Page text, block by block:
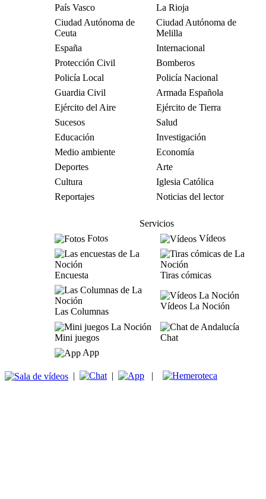
País Vasco
La Rioja
Ciudad Autónoma de
Ceuta
Ciudad Autónoma de
Melilla
España
Internacional
Protección Civil
Bomberos
Policía Local
Policía Nacional
Guardia Civil
Armada Española
Ejército del Aire
Ejército de Tierra
Sucesos
Salud
Educación
Investigación
Medio ambiente
Economía
Deportes
Arte
Cultura
Iglesia Católica
Reportajes
Noticias del lector
Servicios
Fotos
Vídeos
Encuesta Tiras cómicas
Las Columnas
Vídeos La Noción
Mini juegos
Chat
App
| | |